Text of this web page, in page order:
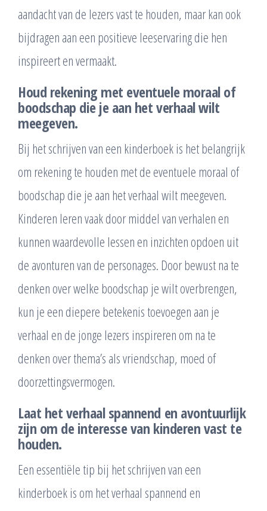
aandacht van de lezers vast te houden, maar kan ook
bijdragen aan een positieve leeservaring die hen
inspireert en vermaakt.
Houd rekening met eventuele moraal of
boodschap die je aan het verhaal wilt
meegeven.
Bij het schrijven van een kinderboek is het belangrijk
om rekening te houden met de eventuele moraal of
boodschap die je aan het verhaal wilt meegeven.
Kinderen leren vaak door middel van verhalen en
kunnen waardevolle lessen en inzichten opdoen uit
de avonturen van de personages. Door bewust na te
denken over welke boodschap je wilt overbrengen,
kun je een diepere betekenis toevoegen aan je
verhaal en de jonge lezers inspireren om na te
denken over thema’s als vriendschap, moed of
doorzettingsvermogen.
Laat het verhaal spannend en avontuurlijk
zijn om de interesse van kinderen vast te
houden.
Een essentiële tip bij het schrijven van een
kinderboek is om het verhaal spannend en